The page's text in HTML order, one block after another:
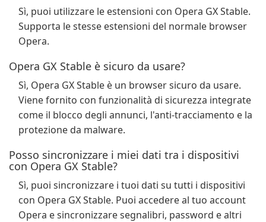
Sì, puoi utilizzare le estensioni con Opera GX Stable.
Supporta le stesse estensioni del normale browser
Opera.
Opera GX Stable è sicuro da usare?
Sì, Opera GX Stable è un browser sicuro da usare.
Viene fornito con funzionalità di sicurezza integrate
come il blocco degli annunci, l'anti-tracciamento e la
protezione da malware.
Posso sincronizzare i miei dati tra i dispositivi
con Opera GX Stable?
Sì, puoi sincronizzare i tuoi dati su tutti i dispositivi
con Opera GX Stable. Puoi accedere al tuo account
Opera e sincronizzare segnalibri, password e altri